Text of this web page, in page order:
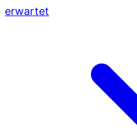
erwartet